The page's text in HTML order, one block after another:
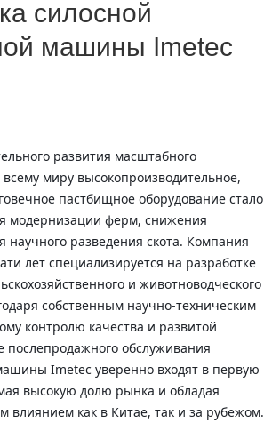
силосной
машины Imetec
развития масштабного
миру высокопроизводительное,
пастбищное оборудование стало
модернизации ферм, снижения
научного разведения скота. Компания
лет специализируется на разработке
и животноводческого
собственным научно-техническим
контролю качества и развитой
послепродажного обслуживания
Imetec уверенно входят в первую
высокую долю рынка и обладая
влиянием как в Китае, так и за рубежом.